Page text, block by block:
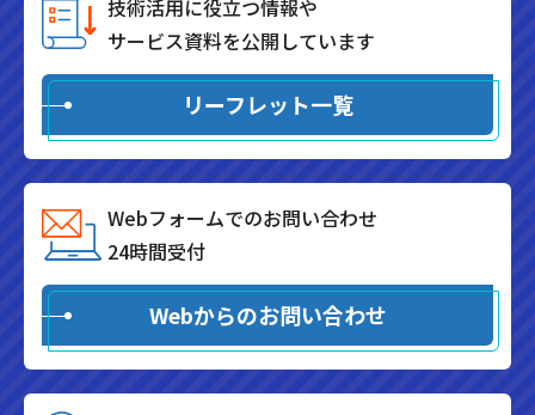
技術活用に役立つ情報や
サービス資料を公開しています
リーフレット一覧
Webフォームでのお問い合わせ
24時間受付
Webからのお問い合わせ